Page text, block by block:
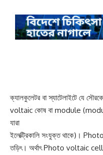
ক্যালকুলেটর বা স্যাটেলাইটে যে
voltaic কোষ বা module
যারা
ইলেক্ট্রিকালি সংযুক্ত থাকে)।
তড়িৎ। অর্থাৎ Photo voltaic cell